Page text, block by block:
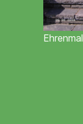
Ehrenmal